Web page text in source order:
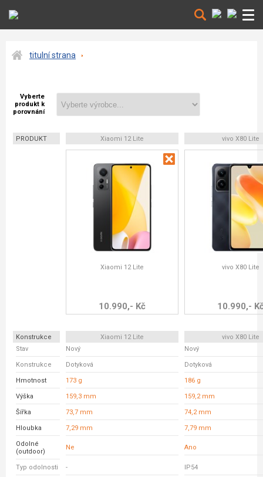
titulní strana
Vyberte
produkt k
porovnání
PRODUKT Xiaomi 12 Lite vivo X80 Lite
Xiaomi 12 Lite
10.990,- Kč
vivo X80 Lite
10.990,-
Konstrukce Xiaomi 12 Lite
vivo X80 Lite
Stav
Nový Nový
Konstrukce Dotyková Dotyková
Hmotnost 173 g 186 g
Výška 159,3 mm 159,2 mm
Šířka 73,7 mm 74,2 mm
Hloubka 7,29 mm 7,79 mm
Odolné
(outdoor)
Ne Ano
Typ odolnosti - IP54